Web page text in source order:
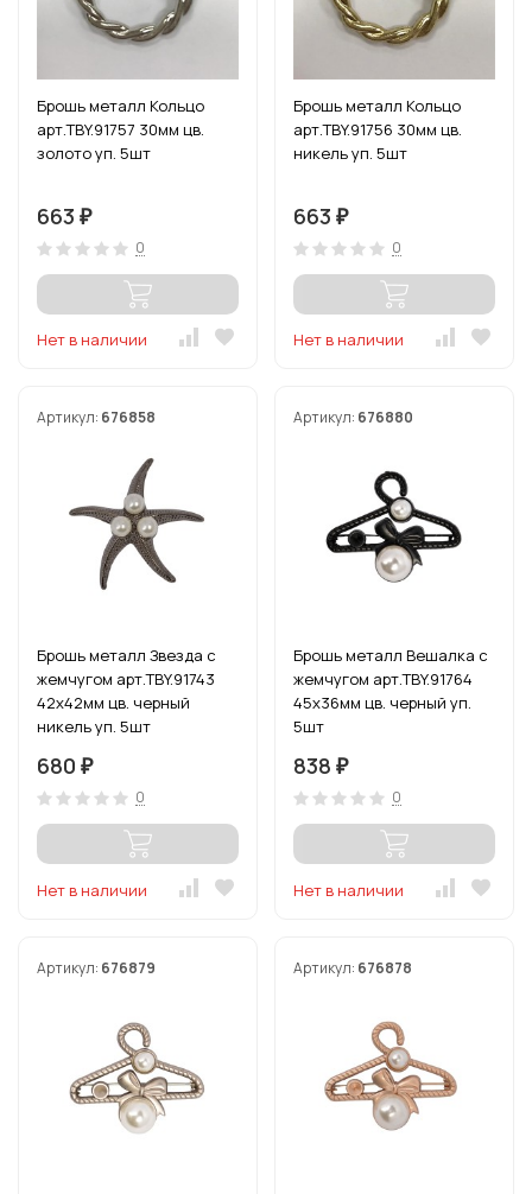
Брошь металл Кольцо
арт.TBY.91757 30мм цв.
золото уп. 5шт
663 ₽
0
Нет в наличии
Брошь металл Кольцо
арт.TBY.91756 30мм цв.
никель уп. 5шт
663 ₽
0
Нет в наличии
Артикул: 676858
Брошь металл Звезда с
жемчугом арт.TBY.91743
42х42мм цв. черный
никель уп. 5шт
680 ₽
0
Нет в наличии
Артикул: 676880
Брошь металл Вешалка с
жемчугом арт.TBY.91764
45х36мм цв. черный уп.
5шт
838 ₽
0
Нет в наличии
Артикул: 676879 Артикул: 676878